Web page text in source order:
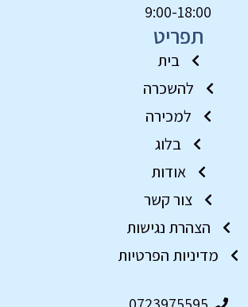
9:00-18:00
תפריט
בית
להשכרה
למכירה
בלוג
אודות
צור קשר
הצהרת נגישות
מדיניות הפרטיות